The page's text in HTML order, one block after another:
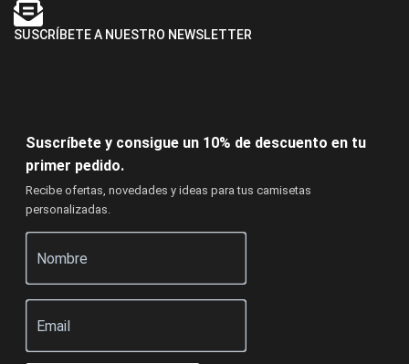
SUSCRÍBETE A NUESTRO NEWSLETTER
Suscríbete y consigue un 10% de descuento en tu
primer pedido.
Recibe ofertas, novedades y ideas para tus camisetas
personalizadas.